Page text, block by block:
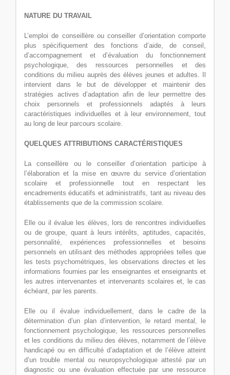
NATURE DU TRAVAIL
L’emploi de conseillère ou conseiller d’orientation comporte
plus spécifiquement des fonctions d’aide, de conseil,
d’accompagnement et d’évaluation du fonctionnement
psychologique, des ressources personnelles et des
conditions du milieu auprès des élèves jeunes et adultes. Il
intervient dans le but de développer et maintenir des
stratégies actives d’adaptation afin de leur permettre des
choix personnels et professionnels adaptés à leurs
caractéristiques individuelles et à leur environnement, tout
au long de leur parcours scolaire.
QUELQUES ATTRIBUTIONS CARACTÉRISTIQUES
La conseillère ou le conseiller d’orientation participe à
l’élaboration et la mise en œuvre du service d’orientation
scolaire et professionnelle tout en respectant les
encadrements éducatifs et administratifs, tant au niveau des
établissements que de la commission scolaire.
Elle ou il évalue les élèves, lors de rencontres individuelles
ou de groupe, quant à leurs intérêts, aptitudes, capacités,
personnalité, expériences professionnelles et besoins
personnels en utilisant des méthodes appropriées telles que
les tests psychométriques, les observations directes et les
informations fournies par les enseignantes et enseignants et
les autres intervenantes et intervenants scolaires et, le cas
échéant, par les parents.
Elle ou il évalue individuellement, dans le cadre de la
détermination d’un plan d’intervention, le retard mental, le
fonctionnement psychologique, les ressources personnelles
et les conditions du milieu des élèves, notamment de l’élève
handicapé ou en difficulté d’adaptation et de l’élève atteint
d’un trouble mental ou neuropsychologique attesté par un
diagnostic ou une évaluation effectuée par une ressource